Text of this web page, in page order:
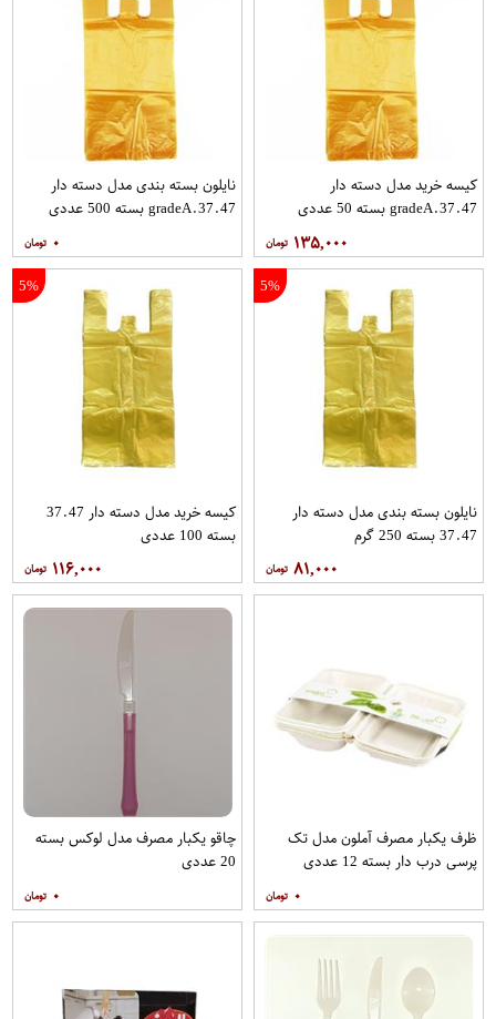
کیسه خرید مدل دسته دار
gradeA.37.47 بسته 50 عددی
۱۳۵,۰۰۰
نایلون بسته بندی مدل دسته دار
gradeA.37.47 بسته 500 عددی
۰
5%
نایلون بسته بندی مدل دسته دار
37.47 بسته 250 گرم
۸۱,۰۰۰
5%
کیسه خرید مدل دسته دار 37.47
بسته 100 عددی
۱۱۶,۰۰۰
ظرف یکبار مصرف آملون مدل تک
پرسی درب دار بسته 12 عددی
۰
چاقو یکبار مصرف مدل لوکس بسته
20 عددی
۰